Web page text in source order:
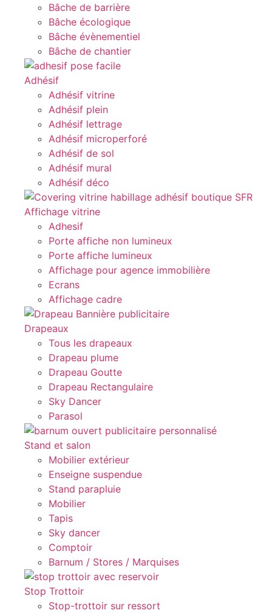
Bâche de barrière
Bâche écologique
Bâche évènementiel
Bâche de chantier
Adhésif
Adhésif vitrine
Adhésif plein
Adhésif lettrage
Adhésif microperforé
Adhésif de sol
Adhésif mural
Adhésif déco
Affichage vitrine
Adhesif
Porte affiche non lumineux
Porte affiche lumineux
Affichage pour agence immobilière
Ecrans
Affichage cadre
Drapeaux
Tous les drapeaux
Drapeau plume
Drapeau Goutte
Drapeau Rectangulaire
Sky Dancer
Parasol
Stand et salon
Mobilier extérieur
Enseigne suspendue
Stand parapluie
Mobilier
Tapis
Sky dancer
Comptoir
Barnum / Stores / Marquises
Stop Trottoir
Stop-trottoir sur ressort